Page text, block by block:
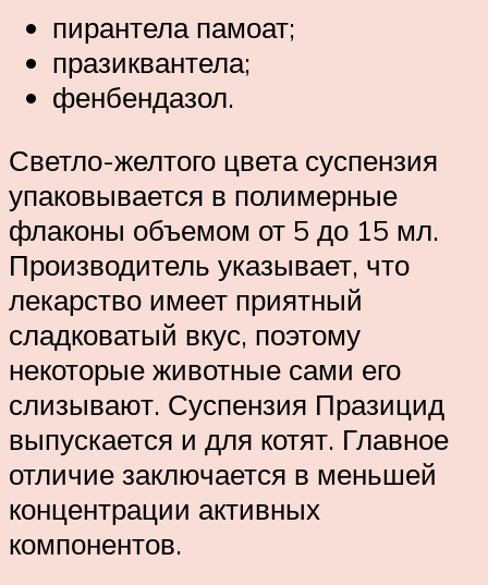
пирантела памоат;
празиквантела;
фенбендазол.
Светло-желтого цвета суспензия
упаковывается в полимерные
флаконы объемом от 5 до 15 мл.
Производитель указывает, что
лекарство имеет приятный
сладковатый вкус, поэтому
некоторые животные сами его
слизывают. Суспензия Празицид
выпускается и для котят. Главное
отличие заключается в меньшей
концентрации активных
компонентов.